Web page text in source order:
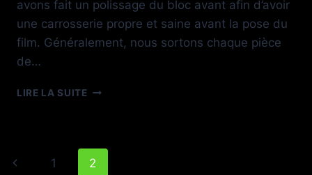
avons fait un polissage du bloc avant afin d’avoir
une carrosserie propre et saine avant la pose du
film. Généralement, nous sortons chaque pièce
de…
LIRE LA SUITEPORSCHE
BY
TECHART
Navigation
Page
1 2